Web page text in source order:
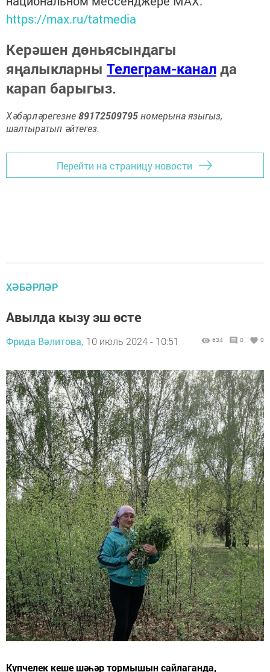
https://max.ru/tatmedia
Керәшен дөньясындагы
яңалыкларны Телеграм-каналда
карап барыгыз.
Хәбәрләрегезне89172509795номерына языгыз,
шалтыратып әйтегез.
Перейти на страницу новости
ХӘБӘРЛӘР
Авылда кызу эш өсте
Фрида Вәлитова, 10 июль 2024 - 10:51 634 0 0
Күпчелек кеше шәһәр тормышын сайлаганда,